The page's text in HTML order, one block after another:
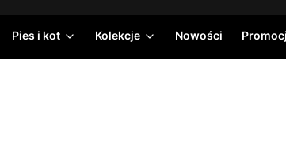
Pies i kot Kolekcje Nowości